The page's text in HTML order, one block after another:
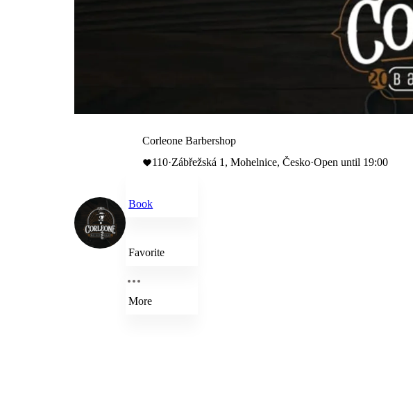
Corleone Barbershop
110·Zábřežská 1, Mohelnice, Česko·Open until 19:00
Book
Favorite
More